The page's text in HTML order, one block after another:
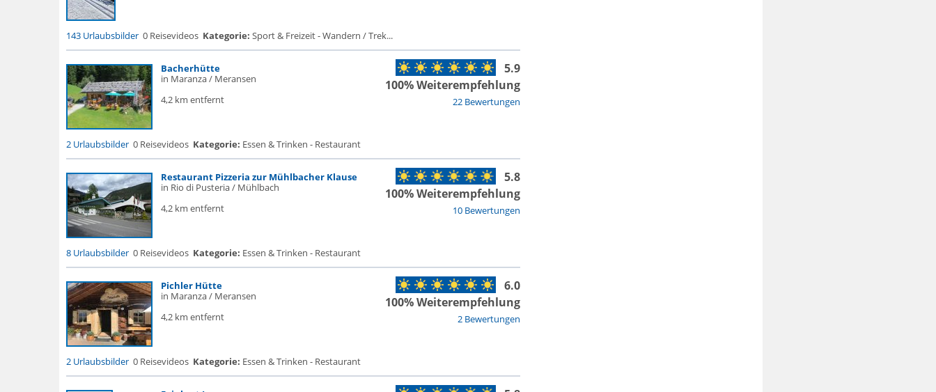
143 Urlaubsbilder 0 Reisevideos Kategorie: Sport & Freizeit - Wandern / Trek...
Bacherhütte
in Maranza / Meransen
4,2 km entfernt
22 Bewertungen
5.9
100% Weiterempfehlung
2 Urlaubsbilder 0 Reisevideos Kategorie: Essen & Trinken - Restaurant
Restaurant Pizzeria zur Mühlbacher Klause
in Rio di Pusteria / Mühlbach
4,2 km entfernt
10 Bewertungen
5.8
100% Weiterempfehlung
8 Urlaubsbilder 0 Reisevideos Kategorie: Essen & Trinken - Restaurant
Pichler Hütte
in Maranza / Meransen
4,2 km entfernt
2 Bewertungen
6.0
100% Weiterempfehlung
2 Urlaubsbilder 0 Reisevideos Kategorie: Essen & Trinken - Restaurant